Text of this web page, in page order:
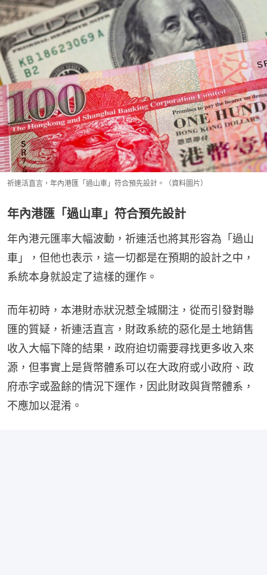
祈連活直言，年內港匯「過山車」符合預先設計。（資料圖片）
年內港匯「過山車」符合預先設計
年內港元匯率大幅波動，祈連活也將其形容為「過山
車」，但他也表示，這一切都是在預期的設計之中，
系統本身就設定了這樣的運作。
而年初時，本港財赤狀況惹全城關注，從而引發對聯
匯的質疑，祈連活直言，財政系統的惡化是土地銷售
收入大幅下降的結果，政府迫切需要尋找更多收入來
源，但事實上是貨幣體系可以在大政府或小政府、政
府赤字或盈餘的情況下運作，因此財政與貨幣體系，
不應加以混淆。